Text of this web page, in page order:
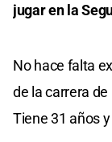
jugar en la
No hace falta
de la carrera
Tiene 31 años